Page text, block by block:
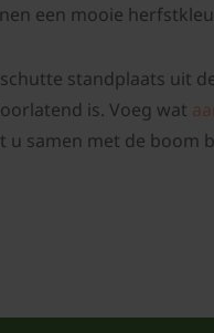
een mooie
standplaats uit
is. Voeg wat
samen met de boom